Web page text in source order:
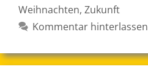
Weihnachten, Zukunft
Kommentar hinterlassen